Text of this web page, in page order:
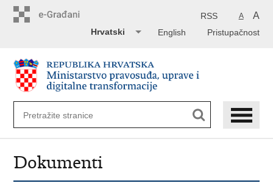
A A
RSS
Pristupačnost
English
Hrvatski
Dokumenti